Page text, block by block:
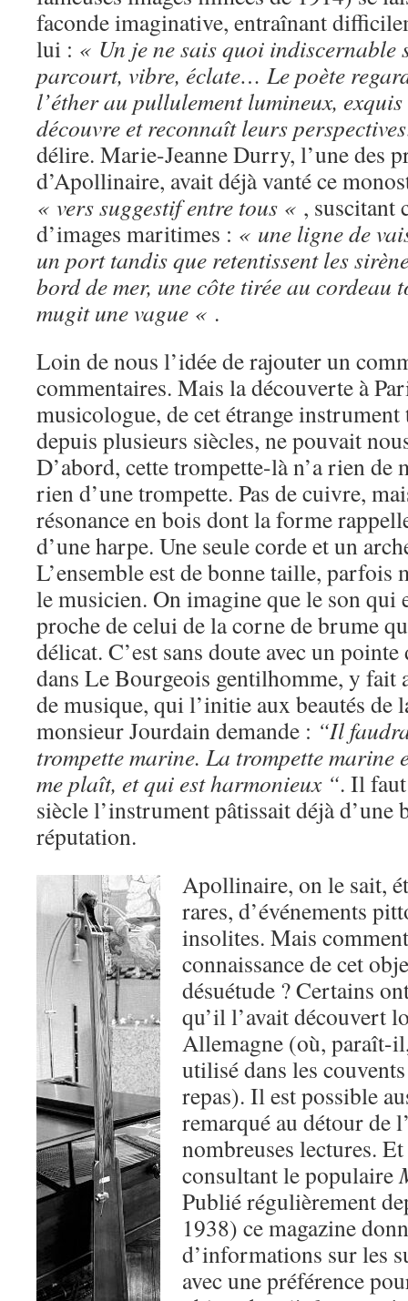
faconde imaginative, entraînant
lui : « Un je ne sais quoi indiscernable
parcourt, vibre, éclate… Le poète
l’éther au pullulement lumineux,
découvre et reconnaît leurs
délire. Marie-Jeanne Durry, l’une des
d’Apollinaire, avait déjà vanté ce
« vers suggestif entre tous « , suscitant
d’images maritimes : « une ligne de
un port tandis que retentissent les
bord de mer, une côte tirée au cordeau
mugit une vague « .
Loin de nous l’idée de rajouter un
commentaires. Mais la découverte à
musicologue, de cet étrange
depuis plusieurs siècles, ne pouvait
D’abord, cette trompette-là n’a rien de
rien d’une trompette. Pas de cuivre,
résonance en bois dont la forme
d’une harpe. Une seule corde et un
L’ensemble est de bonne taille, parfois
le musicien. On imagine que le son qui
proche de celui de la corne de brume
délicat. C’est sans doute avec un
dans Le Bourgeois gentilhomme, y fait
de musique, qui l’initie aux beautés de
monsieur Jourdain demande : “Il
trompette marine. La trompette marine
me plaît, et qui est harmonieux “. Il
siècle l’instrument pâtissait déjà d’une
réputation.
Apollinaire, on le sait,
rares, d’événements
insolites. Mais
connaissance de cet
désuétude ? Certains
qu’il l’avait découvert
Allemagne (où, paraît-
utilisé dans les
repas). Il est possible
remarqué au détour de
nombreuses lectures.
consultant le populaire
Publié régulièrement
1938) ce magazine
d’informations sur les
avec une préférence